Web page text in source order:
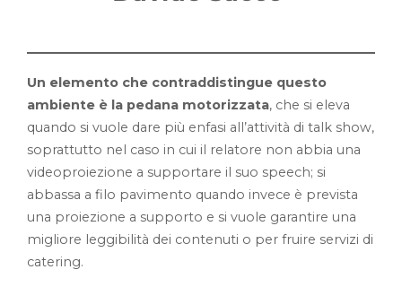
Un elemento che contraddistingue questo
ambiente è la pedana motorizzata, che si eleva
quando si vuole dare più enfasi all’attività di talk show,
soprattutto nel caso in cui il relatore non abbia una
videoproiezione a supportare il suo speech; si
abbassa a filo pavimento quando invece è prevista
una proiezione a supporto e si vuole garantire una
migliore leggibilità dei contenuti o per fruire servizi di
catering.